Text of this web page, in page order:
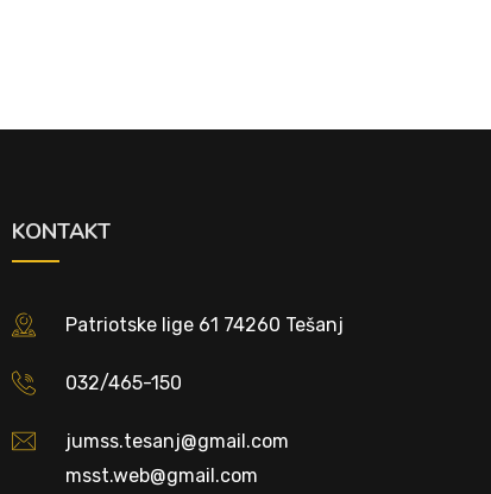
KONTAKT
Patriotske lige 61 74260 Tešanj
032/465-150
jumss.tesanj@gmail.com
msst.web@gmail.com